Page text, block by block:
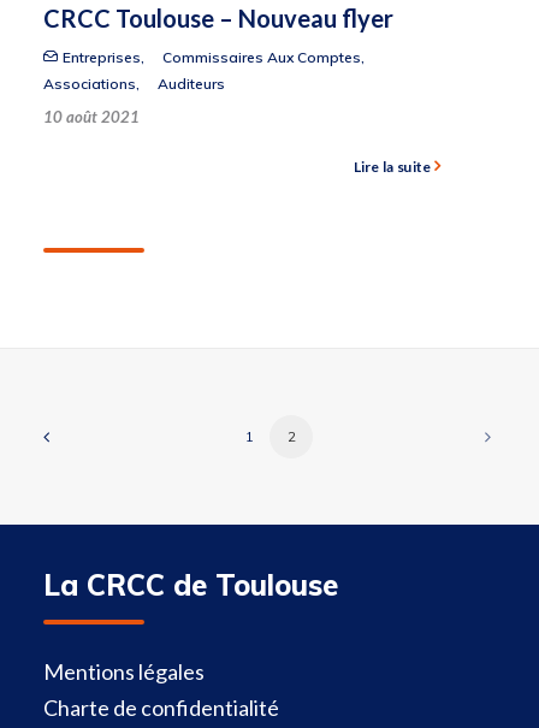
CRCC Toulouse – Nouveau flyer
Entreprises, Commissaires Aux Comptes,
Associations, Auditeurs
10 août 2021
Lire la suite
1 2
La CRCC de Toulouse
Mentions légales
Charte de confidentialité